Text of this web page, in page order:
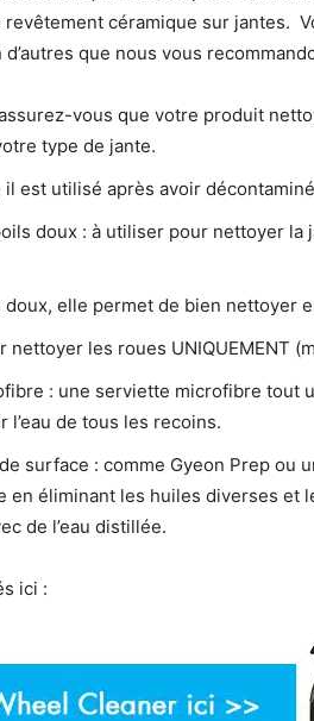
céramique sur jantes.
que nous vous
vous que votre produit
type de jante.
est utilisé après avoir
doux : à utiliser pour nettoyer
elle permet de bien nettoyer
nettoyer les roues UNIQUEMENT
: une serviette microfibre tout
de tous les recoins.
surface : comme Gyeon Prep ou
en éliminant les huiles diverses et
de l’eau distillée.
ici :